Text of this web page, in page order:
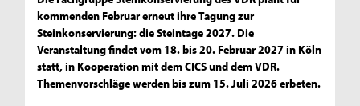
kommenden Februar erneut ihre Tagung zur
Steinkonservierung: die Steintage 2027. Die
Veranstaltung findet vom 18. bis 20. Februar 2027 in Köln
statt, in Kooperation mit dem CICS und dem VDR.
Themenvorschläge werden bis zum 15. Juli 2026 erbeten.